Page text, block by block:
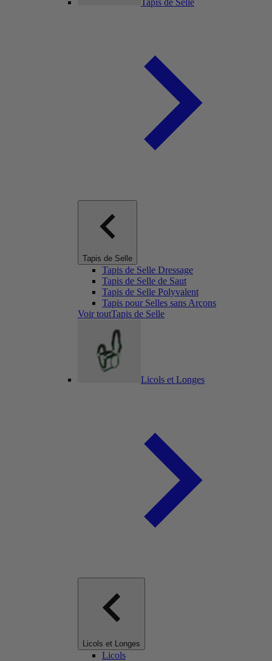
Tapis de Selle
Tapis de Selle Dressage
Tapis de Selle de Saut
Tapis de Selle Polyvalent
Tapis pour Selles sans Arçons
Voir toutTapis de Selle
Licols et Longes
Licols et Longes
Licols